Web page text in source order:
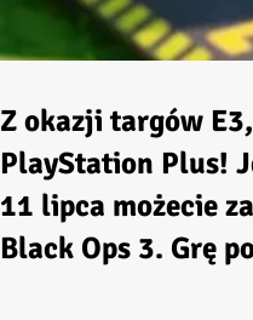
Z okazji targów
PlayStation Plus!
11 lipca możecie
Black Ops 3. Grę